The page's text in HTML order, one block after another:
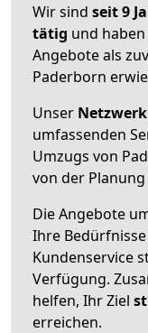
Wir sind seit 9
tätig und
Angebote als
Paderborn
Unser Netzwerk
umfassenden
Umzugs von
von der
Die Angebote
Ihre
Kundenservice
Verfügung.
helfen, Ihr Ziel
erreichen.